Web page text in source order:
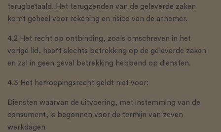
terugbetaald. Het terugzenden van de geleverde zaken
komt geheel voor rekening en risico van de afnemer.
4.2 Het recht op ontbinding, zoals omschreven in het
vorige lid, heeft slechts betrekking op de geleverde zaken
en zal in geen geval betrekking hebbend op diensten.
4.3 Het herroepingsrecht geldt niet voor:
Diensten waarvan de uitvoering, met instemming van de
consument, is begonnen voor de termijn van zeven
werkdagen